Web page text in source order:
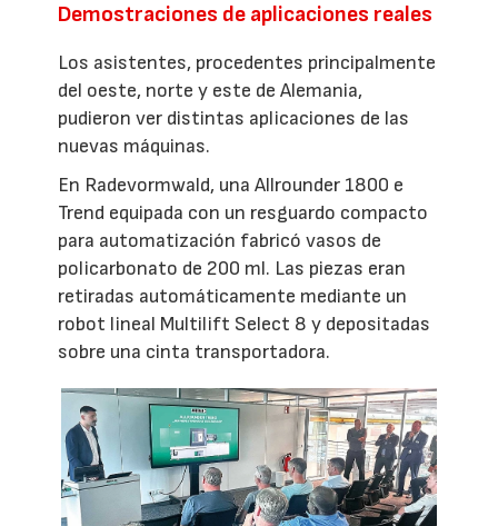
Demostraciones de aplicaciones reales
Los asistentes, procedentes principalmente
del oeste, norte y este de Alemania,
pudieron ver distintas aplicaciones de las
nuevas máquinas.
En Radevormwald, una Allrounder 1800 e
Trend equipada con un resguardo compacto
para automatización fabricó vasos de
policarbonato de 200 ml. Las piezas eran
retiradas automáticamente mediante un
robot lineal Multilift Select 8 y depositadas
sobre una cinta transportadora.